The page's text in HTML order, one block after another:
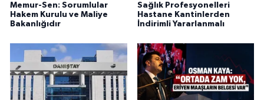
Memur-Sen: Sorumlular
Hakem Kurulu ve Maliye
Bakanlığıdır
Sağlık Profesyonelleri
Hastane Kantinlerden
İndirimli Yararlanmalı